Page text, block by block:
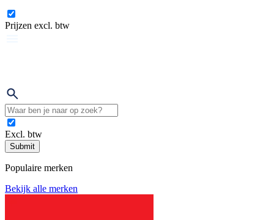
Prijzen excl. btw
Excl. btw
Submit
Populaire merken
Bekijk alle merken